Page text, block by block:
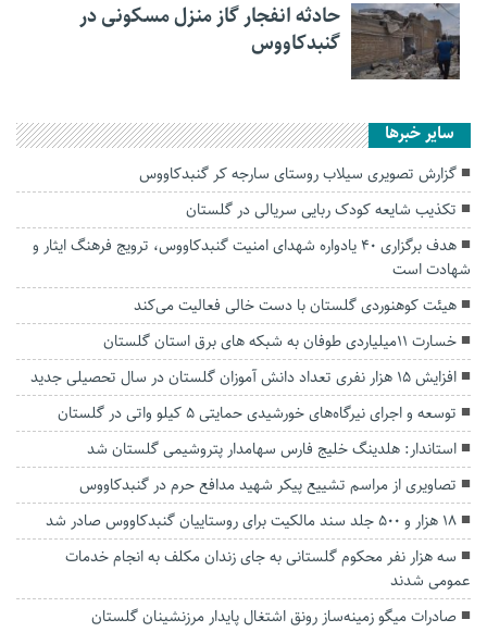
حادثه انفجار گاز منزل مسکونی در
گنبدکاووس
سایر خبرها
گزارش تصویری سیلاب روستای سارجه کر گنبدکاووس
تکذیب شایعه کودک ربایی سریالی در گلستان
هدف برگزاری ۴۰ یادواره شهدای امنیت گنبدکاووس، ترویج فرهنگ ایثار و
شهادت است
هیئت کوهنوردی گلستان با دست خالی فعالیت می‌کند
خسارت ۱۱میلیاردی طوفان به شبکه های برق استان گلستان
افزایش ۱۵ هزار نفری تعداد دانش آموزان گلستان در سال تحصیلی جدید
توسعه و اجرای نیرگاه‌های خورشیدی حمایتی ۵ کیلو واتی در گلستان
استاندار: هلدینگ خلیج فارس سهامدار پتروشیمی گلستان شد
تصاویری از مراسم تشییع پیکر شهید مدافع حرم در گنبدکاووس
۱۸ هزار و ۵۰۰ جلد سند مالکیت برای روستاییان گنبدکاووس صادر شد
سه هزار نفر محکوم گلستانی به جای زندان مکلف به انجام خدمات
عمومی شدند
صادرات میگو زمینه‌ساز رونق اشتغال پایدار مرزنشینان گلستان